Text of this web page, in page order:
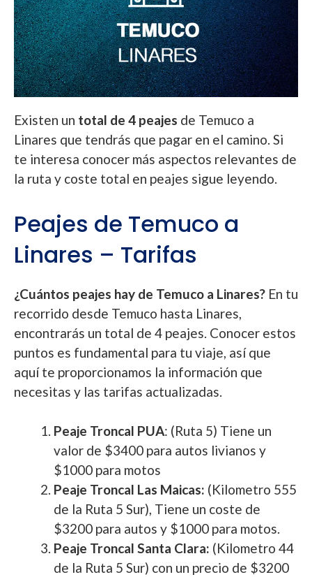
Existen un total de 4 peajes de Temuco a
Linares que tendrás que pagar en el camino. Si
te interesa conocer más aspectos relevantes de
la ruta y coste total en peajes sigue leyendo.
Peajes de Temuco a
Linares – Tarifas
¿Cuántos peajes hay de Temuco a Linares? En tu
recorrido desde Temuco hasta Linares,
encontrarás un total de 4 peajes. Conocer estos
puntos es fundamental para tu viaje, así que
aquí te proporcionamos la información que
necesitas y las tarifas actualizadas.
Peaje Troncal PUA: (Ruta 5) Tiene un
valor de $3400 para autos livianos y
$1000 para motos
Peaje Troncal Las Maicas: (Kilometro 555
de la Ruta 5 Sur), Tiene un coste de
$3200 para autos y $1000 para motos.
Peaje Troncal Santa Clara: (Kilometro 44
de la Ruta 5 Sur) con un precio de $3200